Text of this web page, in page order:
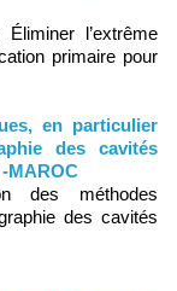
l’extrême
primaire pour
en particulier
des cavités
MAROC
des méthodes
des cavités